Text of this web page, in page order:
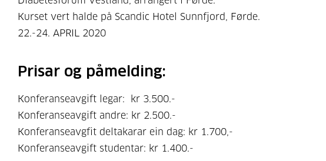
Kurset vert halde på Scandic Hotel Sunnfjord, Førde.
22.-24. APRIL 2020
Prisar og påmelding:
Konferanseavgift legar: kr 3.500.-
Konferanseavgift andre: kr 2.500.-
Konferanseavgfit deltakarar ein dag: kr 1.700,-
Konferanseavgift studentar: kr 1.400.-